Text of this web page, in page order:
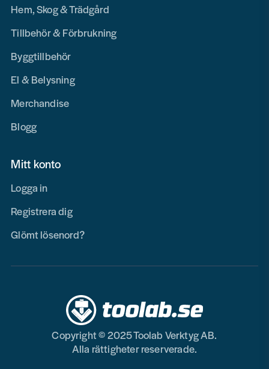
Hem, Skog & Trädgård
Tillbehör & Förbrukning
Byggtillbehör
El & Belysning
Merchandise
Blogg
Mitt konto
Logga in
Registrera dig
Glömt lösenord?
Copyright © 2025 Toolab Verktyg AB.
Alla rättigheter reserverade.